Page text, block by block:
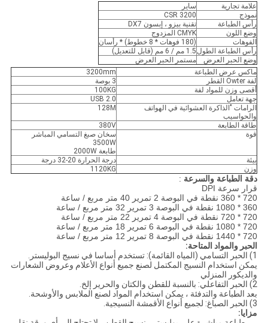
علامة تجارية
ساير
نموذج
CSR 3200
رأس الطباعة
تقنية بيزو ، إبسون DX7
وضع اللون
CMYK المزدوج
الفوهات
(180 فوهات * 8 خطوط) * رأسان
رأس الطباعة الطول 1.5 مم / 6 مم (قابل للتعديل)
وضع الحبر العرض
مستمر الحبر العرض
ماكس عرض الطباعة
3200mm
لفة Owter القطر
3 بوصة
أقصى وزن للمواد لفة
100KG
جهة تعامل
USB 2.0
الرامات "الذاكرة العشوائية في الهواتف
والحواسيب
128M
طاقة الطابعة
380V
قوة
سخان صبغ التسامي المباشر
3500W
طابعة 2000W
بيئة
درجة الحرارة 20-32 درجة
وزن
1120KG
دقة الطباعة والسرعة :
قرار سرعة DPI
720 * 360 نقطة في البوصة 2 تمرير 40 متر مربع / ساعة
360 * 1080 نقطة في البوصة 3 تمرير 32 متر مربع / ساعة
720 * 720 نقطة في البوصة 4 تمرير 22 متر مربع / ساعة
720 * 1080 نقطة في البوصة 6 تمرير 18 متر مربع / ساعة
720 * 1440 نقطة في البوصة 8 تمرير 12 متر مربع / ساعة
الحبر والمواد المتاحة:
1) الحبر التسامي (المياه القائمة): تستخدم أساسا في نسيج البوليستر.
يمكن استخدام النسيج المكتمل لصنع جميع أنواع الأعلام وعروض الشعارات
والديكور المنزلي
2) الحبر التفاعلي: بالنسبة للقطن والكتان والحرير إلخ.
بعد الطباعة والتدفئة ، يمكن استخدام المواد لصنع الملابس والأوشحة.
3) الحبر الصباغ: لجميع أنواع الأقمشة النسيجية.
مزايا: